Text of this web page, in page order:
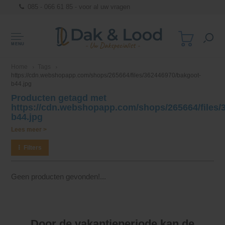
MENU
https://cdn.webshopapp.com/shops/265664/files/362446970/bakgoot-
b44.jpg
Producten getagd met
https://cdn.webshopapp.com/shops/265664/files/
b44.jpg
Lees meer >
Filters
Geen producten gevonden!...